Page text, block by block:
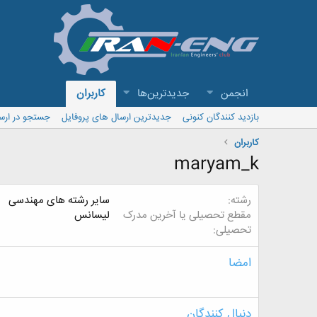
انجمن جدیدترین‌ها کاربران
بازدید کنندگان کنونی جدیدترین ارسال های پروفایل
جستجو در
کاربران
maryam_k
رشته
سایر رشته های مهندسی
مقطع تحصیلی یا آخرین مدرک
تحصیلی
لیسانس
امضا